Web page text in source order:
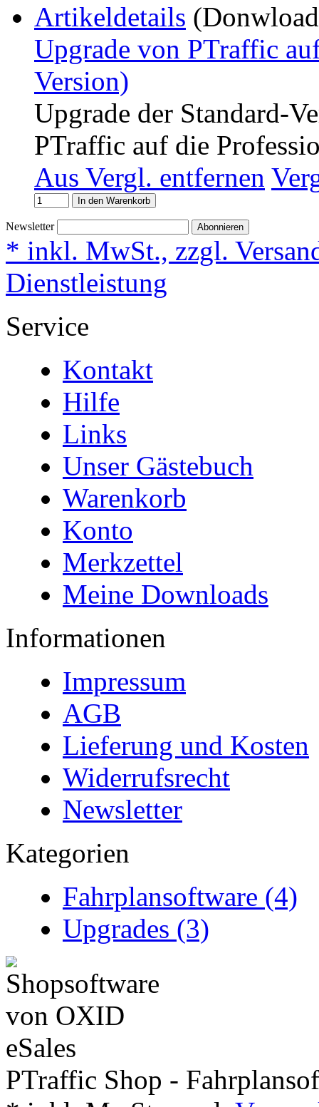
Artikeldetails
Upgrade von PTraffic
Version)
Upgrade der Standard-
PTraffic auf die
Aus Vergl. entfernen
In den Warenkorb
Newsletter Abonnieren
* inkl. MwSt., zzgl.
Dienstleistung
Service
Kontakt
Hilfe
Links
Unser Gästebuch
Warenkorb
Konto
Merkzettel
Meine Downloads
Informationen
Impressum
AGB
Lieferung und Kosten
Widerrufsrecht
Newsletter
Kategorien
Fahrplansoftware (4)
Upgrades (3)
PTraffic Shop -